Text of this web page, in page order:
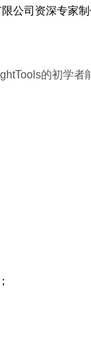
公司资深专家
的初学者